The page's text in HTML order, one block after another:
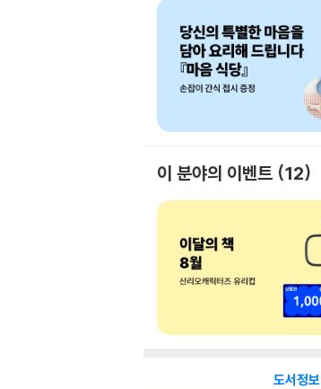
이 분야의 이벤트 12
도서정보